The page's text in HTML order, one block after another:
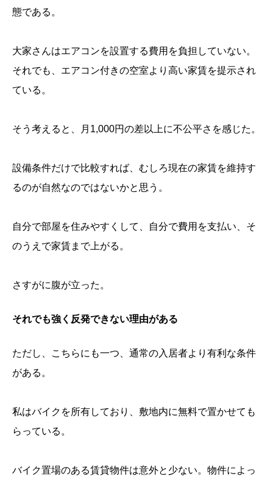
態である。
大家さんはエアコンを設置する費用を負担していない。
それでも、エアコン付きの空室より高い家賃を提示され
ている。
そう考えると、月1,000円の差以上に不公平さを感じた。
設備条件だけで比較すれば、むしろ現在の家賃を維持す
るのが自然なのではないかと思う。
自分で部屋を住みやすくして、自分で費用を支払い、そ
のうえで家賃まで上がる。
さすがに腹が立った。
それでも強く反発できない理由がある
ただし、こちらにも一つ、通常の入居者より有利な条件
がある。
私はバイクを所有しており、敷地内に無料で置かせても
らっている。
バイク置場のある賃貸物件は意外と少ない。物件によっ